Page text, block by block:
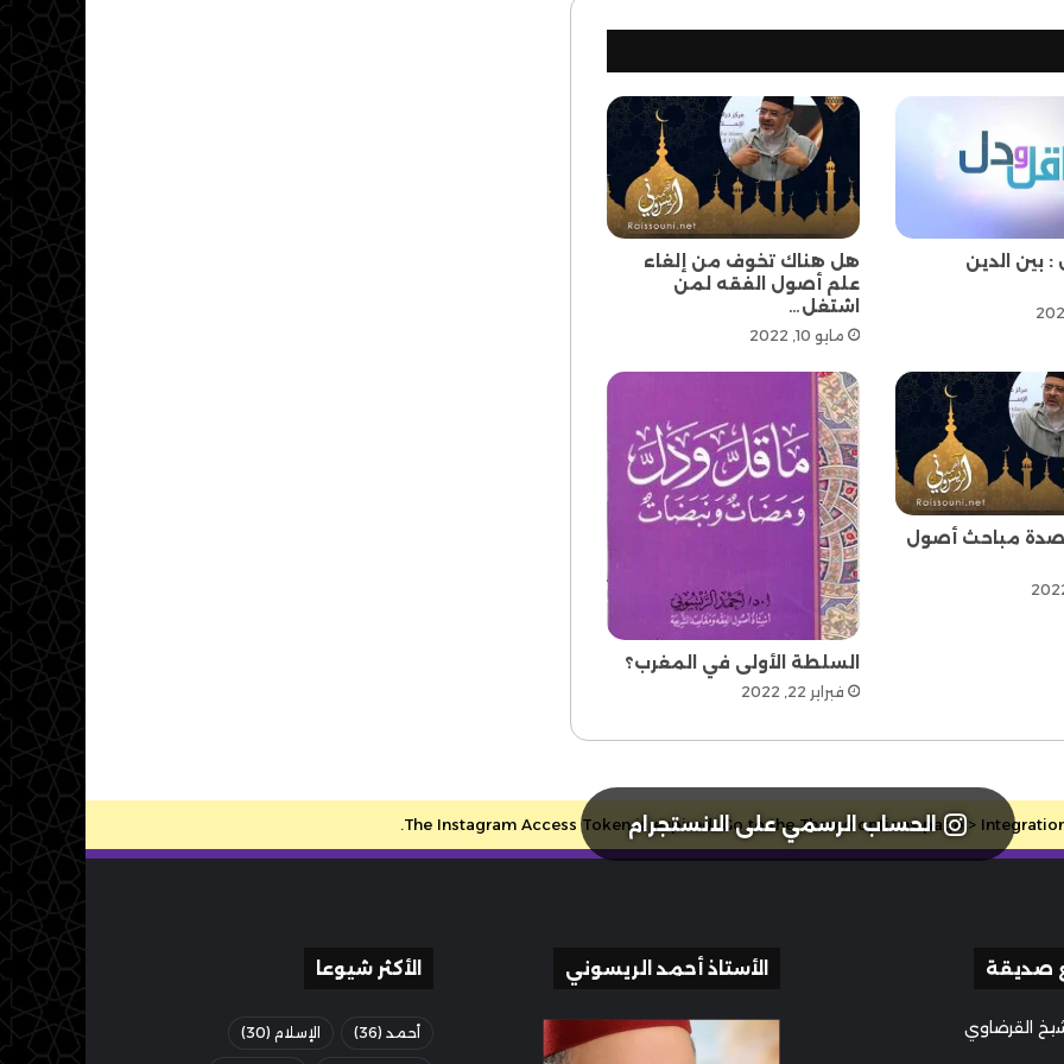
بين الدين
هل هناك تخوف من إلغاء
علم أصول الفقه لمن
اشتغل…
مايو 10, 2022
مباحث أصول
السلطة الأولى في المغرب؟
فبراير 22, 2022
الحساب الرسمي على الانستجرام
The Instagram Access Token is expired, Go to the Theme options page >
صديقة
القرضاوي
الأستاذ أحمد الريسوني الأكثر شيوعا
أحمد (36) الإسلام (30)